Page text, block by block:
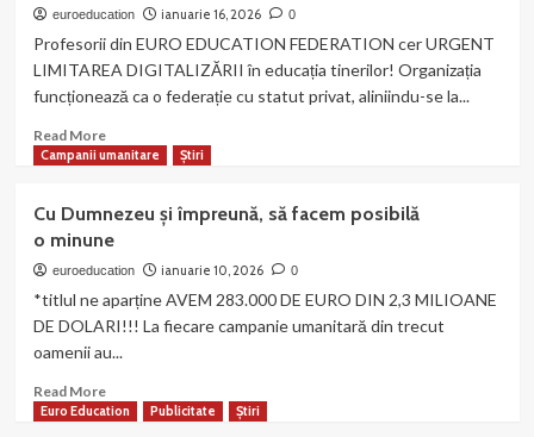
a
fost
pentru
un
mandat
redactor
al
revistei
MAGAZIN
euroeducation ianuarie 16, 2026 0
Profesorii din EURO EDUCATION FEDERATION cer URGENT
LIMITAREA DIGITALIZĂRII în educația tinerilor! Organizația
funcționează ca o federație cu statut privat, aliniindu-se la...
Read MoreRead
more
din
federația
noastră
URGENT
LIMITAREA
DIGITALIZĂRII
educația
tinerilor!
Campanii umanitare Știri
Cu Dumnezeu și împreună, să facem posibilă
o minune
euroeducation ianuarie 10, 2026 0
*titlul ne aparține AVEM 283.000 DE EURO DIN 2,3 MILIOANE
DE DOLARI!!! La fiecare campanie umanitară din trecut
oamenii au...
Read MoreRead
more
Euro Education Publicitate Știri